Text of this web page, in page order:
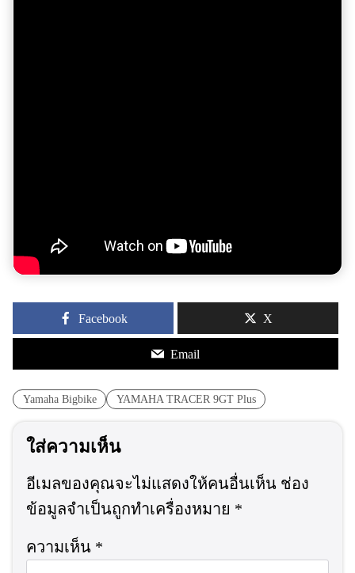
Facebook X
Email
Yamaha Bigbike YAMAHA TRACER 9GT Plus
ใส่ความเห็น
อีเมลของคุณจะไม่แสดงให้คนอื่นเห็น ช่อง
ข้อมูลจำเป็นถูกทำเครื่องหมาย *
ความเห็น *